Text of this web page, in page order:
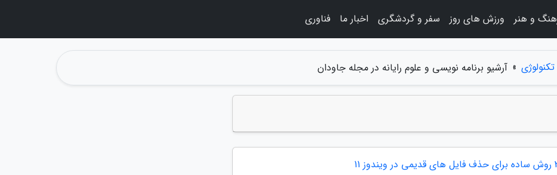
» آرشیو برنامه نویسی و علوم رایانه در مجله جاودان
ویندوز 11
و هنر ورزش های روز سفر و گردشگری اخبار ما فناوری